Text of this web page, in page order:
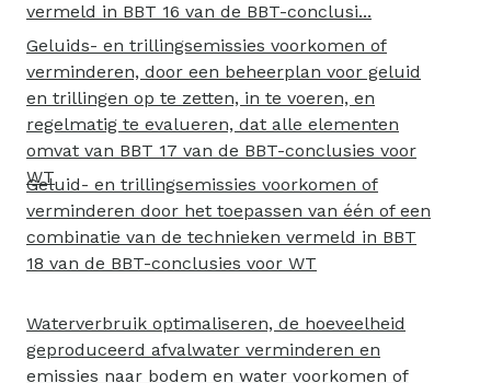
vermeld in BBT 16 van de BBT-conclusi...
Geluids- en trillingsemissies voorkomen of
verminderen, door een beheerplan voor geluid
en trillingen op te zetten, in te voeren, en
regelmatig te evalueren, dat alle elementen
omvat van BBT 17 van de BBT-conclusies voor
WT
Geluid- en trillingsemissies voorkomen of
verminderen door het toepassen van één of een
combinatie van de technieken vermeld in BBT
18 van de BBT-conclusies voor WT
Waterverbruik optimaliseren, de hoeveelheid
geproduceerd afvalwater verminderen en
emissies naar bodem en water voorkomen of